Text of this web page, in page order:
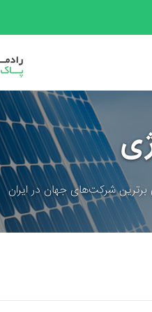
برترین شرکت‌های جهان در ایران